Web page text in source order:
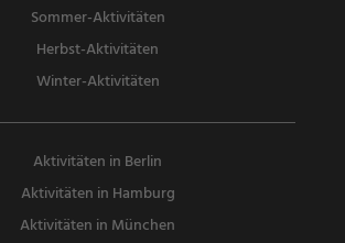
Sommer-Aktivitäten
Herbst-Aktivitäten
Winter-Aktivitäten
Aktivitäten in Berlin
Aktivitäten in Hamburg
Aktivitäten in München